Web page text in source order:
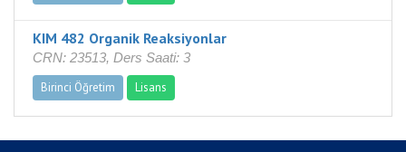
KIM 482 Organik Reaksiyonlar
CRN: 23513, Ders Saati: 3
Birinci Öğretim
Lisans